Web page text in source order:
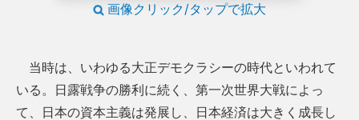
画像クリック/タップで拡大
当時は、いわゆる大正デモクラシーの時代といわれて
いる。日露戦争の勝利に続く、第一次世界大戦によっ
て、日本の資本主義は発展し、日本経済は大きく成長し